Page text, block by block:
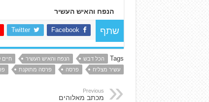
הנפח והאיש העשיר
שתף Facebook
Twitter
Tags הכל דבש הנפח והאיש העשיר
עשיר מצליח
פרסה פרסה מתוקנת
Previous
מכתב מאלוהים